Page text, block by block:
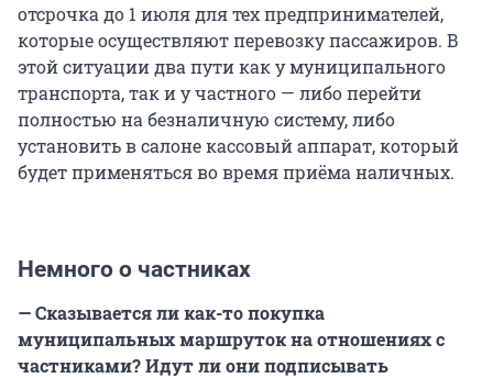
отсрочка до 1 июля для тех предпринимателей,
которые осуществляют перевозку пассажиров. В
этой ситуации два пути как у муниципального
транспорта, так и у частного — либо перейти
полностью на безналичную систему, либо
установить в салоне кассовый аппарат, который
будет применяться во время приёма наличных.
Немного о частниках
— Сказывается ли как-то покупка
муниципальных маршруток на отношениях с
частниками? Идут ли они подписывать